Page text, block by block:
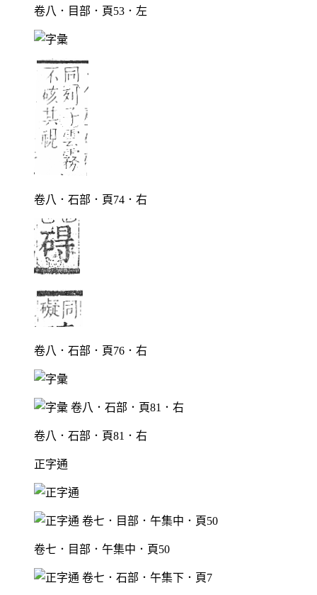
卷八．目部．頁53．左
卷八．石部．頁74．右
卷八．石部．頁76．右
卷八．石部．頁81．右
正字通
卷七．目部．午集中．頁50